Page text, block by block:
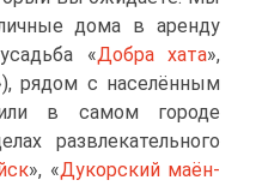
до­ма в арен­ду
«Добра ха­та»,
ря­дом с на­се­лён­ным
в са­мом го­ро­де
раз­вле­ка­тель­но­го
», «Ду­кор­ский ма­ён­